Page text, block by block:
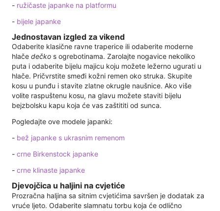
- ružičaste japanke na platformu
- bijele japanke
Jednostavan izgled za vikend
Odaberite klasične ravne traperice ili odaberite moderne
hlače dečko s ogrebotinama. Zarolajte nogavice nekoliko
puta i odaberite bijelu majicu koju možete ležerno ugurati u
hlače. Pričvrstite smeđi kožni remen oko struka. Skupite
kosu u punđu i stavite zlatne okrugle naušnice. Ako više
volite raspuštenu kosu, na glavu možete staviti bijelu
bejzbolsku kapu koja će vas zaštititi od sunca.
Pogledajte ove modele japanki:
- bež japanke s ukrasnim remenom
- crne Birkenstock japanke
- crne klinaste japanke
Djevojčica u haljini na cvjetiće
Prozračna haljina sa sitnim cvjetićima savršen je dodatak za
vruće ljeto. Odaberite slamnatu torbu koja će odlično